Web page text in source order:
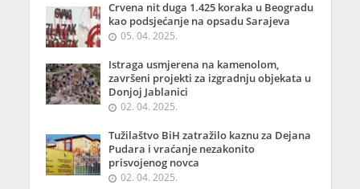
Crvena nit duga 1.425 koraka u Beogradu
kao podsjećanje na opsadu Sarajeva
05. 04. 2025.
Istraga usmjerena na kamenolom,
završeni projekti za izgradnju objekata u
Donjoj Jablanici
02. 04. 2025.
Tužilaštvo BiH zatražilo kaznu za Dejana
Pudara i vraćanje nezakonito
prisvojenog novca
02. 04. 2025.